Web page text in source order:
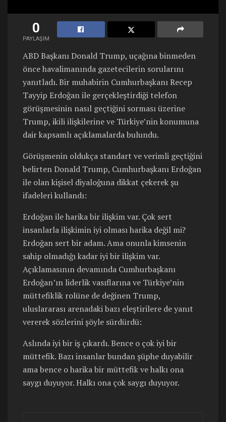
0
PAYLAŞIM
ABD Başkanı Donald Trump, uçağına binmeden
önce havalimanında gazetecilerin sorularını
yanıtladı. Bir muhabirin Cumhurbaşkanı Recep
Tayyip Erdoğan ile gerçekleştirdiği telefon
görüşmesinin nasıl geçtiğini sorması üzerine
Trump, ikili ilişkilerine ve Türkiye’nin konumuna
dair kapsamlı açıklamalarda bulundu.
Görüşmenin oldukça standart ve verimli geçtiğini
belirten Donald Trump, Cumhurbaşkanı Erdoğan
ile olan kişisel diyaloğuna dikkat çekerek şu
ifadeleri kullandı:
Erdoğan ile harika bir ilişkim var. Çok sert
insanlarla ilişkimin iyi olması harika değil mi?
Erdoğan sert bir adam. Ama onunla kimsenin
sahip olmadığı kadar iyi bir ilişkim var.
Açıklamasının devamında Cumhurbaşkanı
Erdoğan’ın liderlik vasıflarına ve Türkiye’nin
müttefiklik rolüne de değinen Trump,
uluslararası arenadaki bazı eleştirilere de yanıt
vererek sözlerini şöyle sürdürdü:
Aslında iyi bir iş çıkardı. Bence o çok iyi bir
müttefik. Bazı insanlar bundan şüphe duyabilir
ama bence o harika bir müttefik ve halkı ona
saygı duyuyor. Halkı ona çok saygı duyuyor.